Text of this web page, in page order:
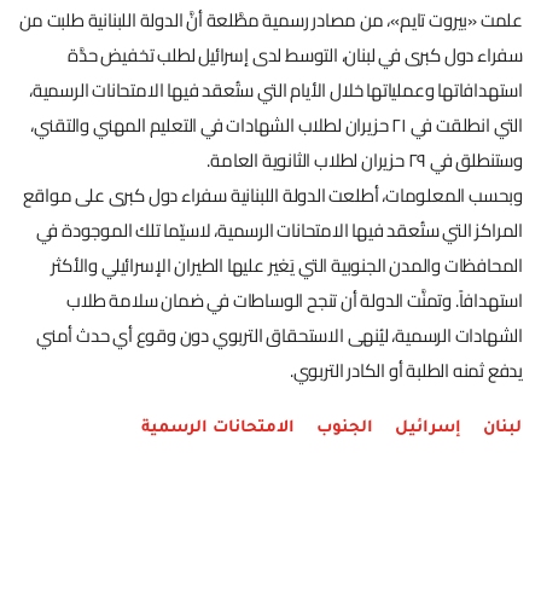
علمت «بيروت تايم»، من مصادر رسمية مطَّلعة أنَّ الدولة اللبنانية طلبت من
سفراء دول كبرى في لبنان، التوسط لدى إسرائيل لطلب تخفيض حدَّة
استهدافاتها وعملياتها خلال الأيام التي ستُعقد فيها الامتحانات الرسمية،
التي انطلقت في ٢١ حزيران لطلاب الشهادات في التعليم المهني والتقني،
وستنطلق في ٢٩ حزيران لطلاب الثانوية العامة.
وبحسب المعلومات، أطلعت الدولة اللبنانية سفراء دول كبرى على مواقع
المراكز التي ستُعقد فيها الامتحانات الرسمية، لاسيّما تلك الموجودة في
المحافظات والمدن الجنوبية التي يَغير عليها الطيران الإسرائيلي والأكثر
استهدافاً. وتمنَّت الدولة أن تنجح الوساطات في ضمان سلامة طلاب
الشهادات الرسمية، ليُنهى الاستحقاق التربوي دون وقوع أي حدث أمني
يدفع ثمنه الطلبة أو الكادر التربوي.
لبنان إسرائيل الجنوب الامتحانات الرسمية